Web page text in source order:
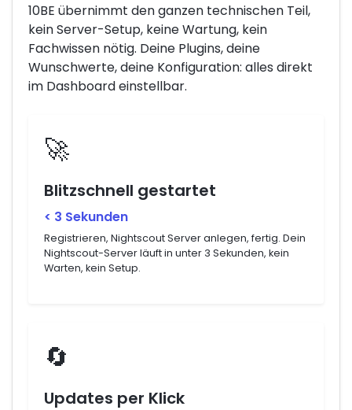
10BE übernimmt den ganzen technischen Teil,
kein Server-Setup, keine Wartung, kein
Fachwissen nötig. Deine Plugins, deine
Wunschwerte, deine Konfiguration: alles direkt
im Dashboard einstellbar.
🚀
Blitzschnell gestartet
< 3 Sekunden
Registrieren, Nightscout Server anlegen, fertig. Dein
Nightscout-Server läuft in unter 3 Sekunden, kein
Warten, kein Setup.
🔄
Updates per Klick